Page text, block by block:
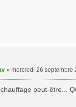
» mercredi 26 septembre
peut-être...